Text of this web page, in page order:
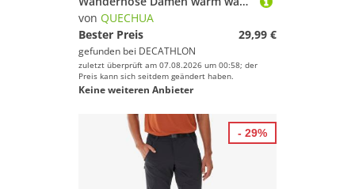
von QUECHUA
Bester Preis
29,99 €
gefunden bei DECATHLON
zuletzt überprüft am 07.08.2026 um 00:58; der
Preis kann sich seitdem geändert haben.
Keine weiteren Anbieter
- 29%